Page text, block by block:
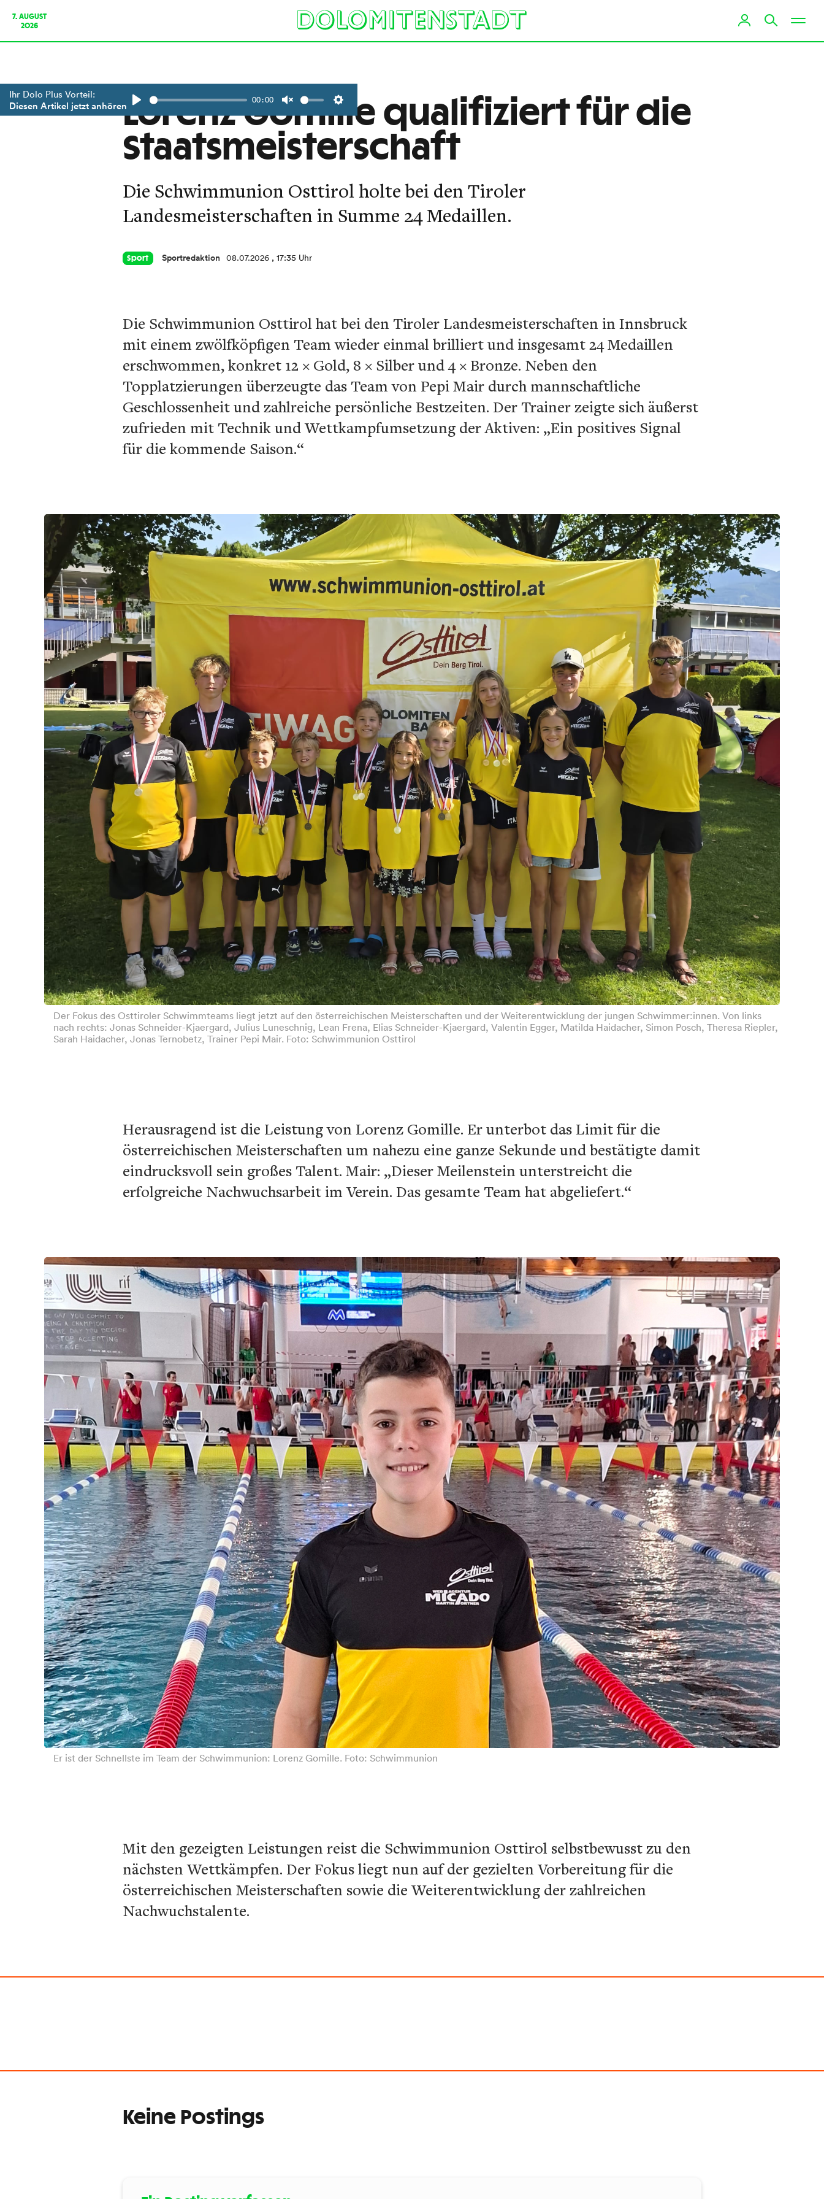
7. AUGUST
2026
Ihr Dolo Plus Vorteil:
Diesen Artikel jetzt anhören
Play
00:00
Unmute Settings
Lorenz Gomille qualifiziert für die
Staatsmeisterschaft
Die Schwimmunion Osttirol holte bei den Tiroler
Landesmeisterschaften in Summe 24 Medaillen.
Sport Sportredaktion 08.07.2026 , 17:35 Uhr
Die Schwimmunion Osttirol hat bei den Tiroler Landesmeisterschaften in Innsbruck
mit einem zwölfköpfigen Team wieder einmal brilliert und insgesamt 24 Medaillen
erschwommen, konkret 12 × Gold, 8 × Silber und 4 × Bronze. Neben den
Topplatzierungen überzeugte das Team von Pepi Mair durch mannschaftliche
Geschlossenheit und zahlreiche persönliche Bestzeiten. Der Trainer zeigte sich äußerst
zufrieden mit Technik und Wettkampfumsetzung der Aktiven: „Ein positives Signal
für die kommende Saison.“
Der Fokus des Osttiroler Schwimmteams liegt jetzt auf den österreichischen Meisterschaften und der Weiterentwicklung der jungen Schwimmer:innen. Von links
nach rechts: Jonas Schneider-Kjaergard, Julius Luneschnig, Lean Frena, Elias Schneider-Kjaergard, Valentin Egger, Matilda Haidacher, Simon Posch, Theresa Riepler,
Sarah Haidacher, Jonas Ternobetz, Trainer Pepi Mair. Foto: Schwimmunion Osttirol
Herausragend ist die Leistung von Lorenz Gomille. Er unterbot das Limit für die
österreichischen Meisterschaften um nahezu eine ganze Sekunde und bestätigte damit
eindrucksvoll sein großes Talent. Mair: „Dieser Meilenstein unterstreicht die
erfolgreiche Nachwuchsarbeit im Verein. Das gesamte Team hat abgeliefert.“
Er ist der Schnellste im Team der Schwimmunion: Lorenz Gomille. Foto: Schwimmunion
Mit den gezeigten Leistungen reist die Schwimmunion Osttirol selbstbewusst zu den
nächsten Wettkämpfen. Der Fokus liegt nun auf der gezielten Vorbereitung für die
österreichischen Meisterschaften sowie die Weiterentwicklung der zahlreichen
Nachwuchstalente.
Keine Postings